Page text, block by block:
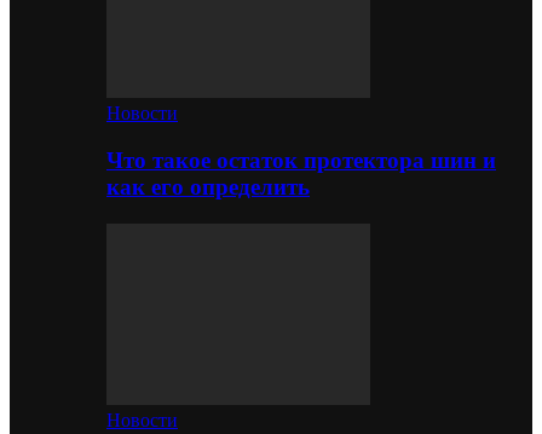
Новости
Что такое остаток протектора шин и
как его определить
Новости